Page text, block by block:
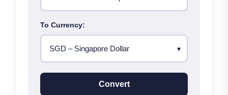
To Currency:
Convert